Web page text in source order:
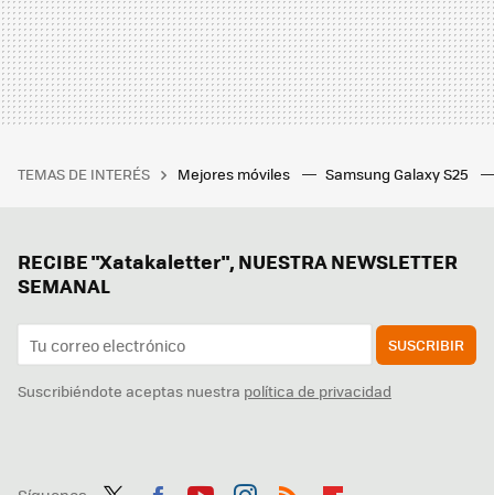
TEMAS DE INTERÉS Mejores móviles Samsung Galaxy S25
RECIBE "Xatakaletter", NUESTRA NEWSLETTER
SEMANAL
SUSCRIBIR
Suscribiéndote aceptas nuestra política de privacidad